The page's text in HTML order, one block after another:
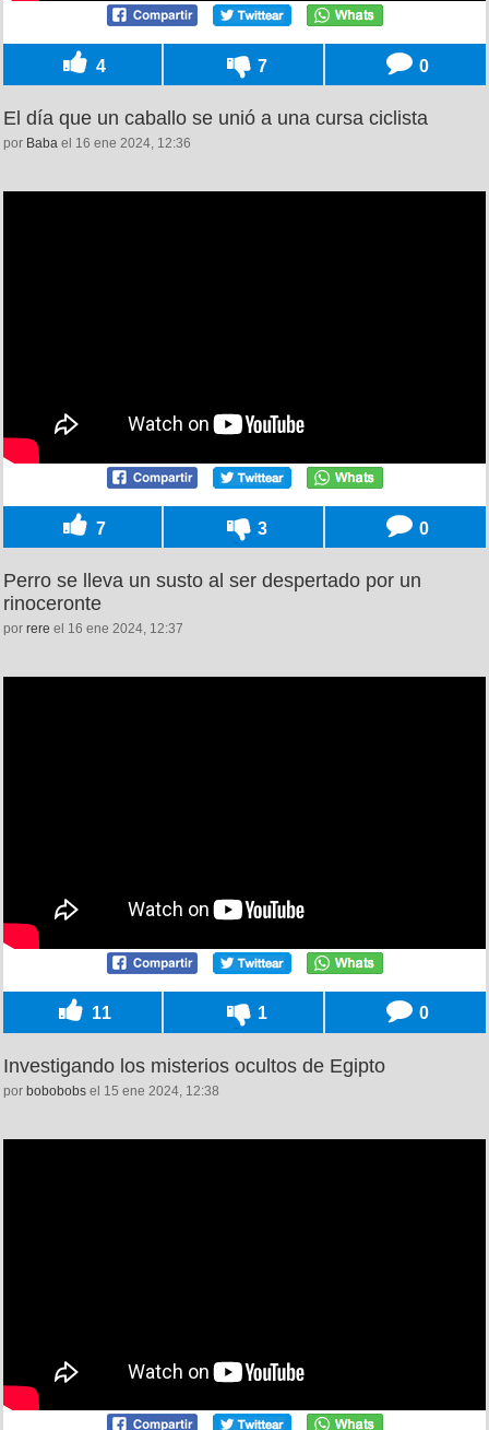
4 7 0
El día que un caballo se unió a una cursa ciclista
por Baba el 16 ene 2024, 12:36
7 3 0
Perro se lleva un susto al ser despertado por un
rinoceronte
por rere el 16 ene 2024, 12:37
11 1 0
Investigando los misterios ocultos de Egipto
por bobobobs el 15 ene 2024, 12:38